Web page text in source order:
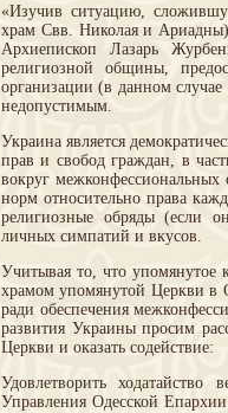
«Изучив ситуацию,
храм Свв. Николая и Ариадны)
Архиепископ Лазарь
религиозной общины,
организации (в данном
недопустимым.
Украина является
прав и свобод граждан, в
вокруг
норм относительно права
религиозные обряды (если
личных симпатий и вкусов.
Учитывая то, что упомянутое
храмом упомянутой Церкви в
ради обеспечения
развития Украины просим
Церкви и оказать содействие:
Удовлетворить
Управления Одесской